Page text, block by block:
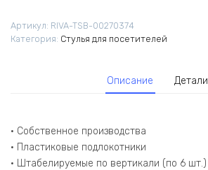
подлокотниками
SMB-
Артикул: RIVA-TSB-00270374
Категория: Стулья для посетителей
Описание Детали
• Собственное производства
• Пластиковые подлокотники
• Штабелируемые по вертикали (по 6 шт.)